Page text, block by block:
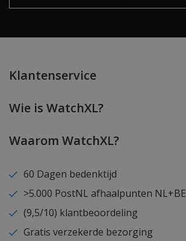
Klantenservice
Wie is WatchXL?
Waarom WatchXL?
60 Dagen bedenktijd
>5.000 PostNL afhaalpunten NL+BE
(9,5/10) klantbeoordeling
Gratis verzekerde bezorging